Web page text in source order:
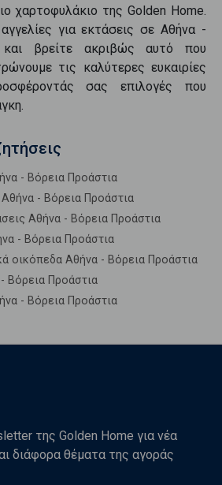
χαρτοφυλάκιο της Golden Home.
αγγελίες γιαεκτάσεις σεΑθήνα -
και βρείτε ακριβώς αυτό που
τις καλύτερες ευκαιρίες
σας επιλογές που
- Βόρεια Προάστια
- Βόρεια Προάστια
Αθήνα - Βόρεια Προάστια
- Βόρεια Προάστια
οικόπεδα Αθήνα - Βόρεια Προάστια
Βόρεια Προάστια
- Βόρεια Προάστια
της Golden Home για νέα
διάφορα θέματα της αγοράς